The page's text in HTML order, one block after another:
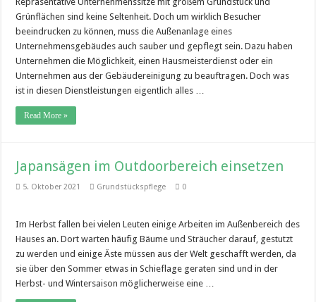
Grünflächen sind keine Seltenheit. Doch um wirklich Besucher
beeindrucken zu können, muss die Außenanlage eines
Unternehmensgebäudes auch sauber und gepflegt sein. Dazu haben
Unternehmen die Möglichkeit, einen Hausmeisterdienst oder ein
Unternehmen aus der Gebäudereinigung zu beauftragen. Doch was
ist in diesen Dienstleistungen eigentlich alles …
Read More »
Japansägen im Outdoorbereich einsetzen
5. Oktober 2021 Grundstückspflege 0
Im Herbst fallen bei vielen Leuten einige Arbeiten im Außenbereich des
Hauses an. Dort warten häufig Bäume und Sträucher darauf, gestutzt
zu werden und einige Äste müssen aus der Welt geschafft werden, da
sie über den Sommer etwas in Schieflage geraten sind und in der
Herbst- und Wintersaison möglicherweise eine …